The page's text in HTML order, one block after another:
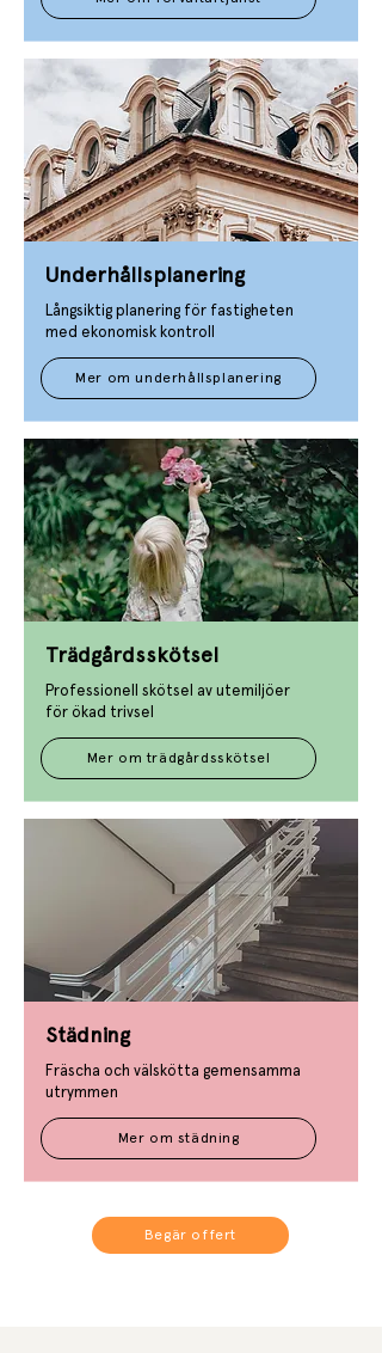
Underhållsplanering
Långsiktig planering för fastigheten
med ekonomisk kontroll​​
Mer om underhållsplanering
Trädgårdsskötsel
Professionell skötsel av utemiljöer
för ökad trivsel​​​
Mer om trädgårdsskötsel
Städning
Fräscha och välskötta gemensamma
utrymmen​​​
Mer om städning
Begär offert